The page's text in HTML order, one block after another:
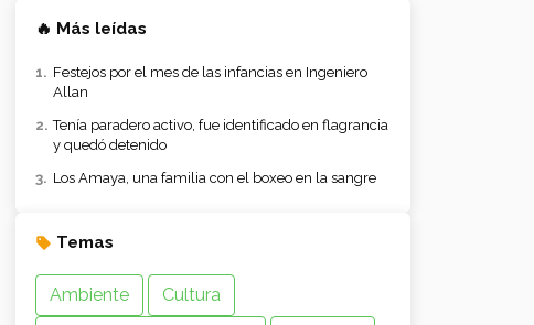
🔥 Más leídas
Festejos por el mes de las infancias en Ingeniero
Allan
Tenía paradero activo, fue identificado en flagrancia
y quedó detenido
Los Amaya, una familia con el boxeo en la sangre
Temas
Ambiente
Cultura